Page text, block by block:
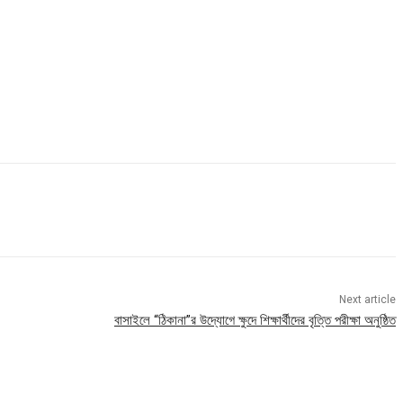
Next article
বাসাইলে “ঠিকানা”র উদ্যোগে ক্ষুদে শিক্ষার্থীদের বৃত্তি পরীক্ষা অনুষ্ঠিত